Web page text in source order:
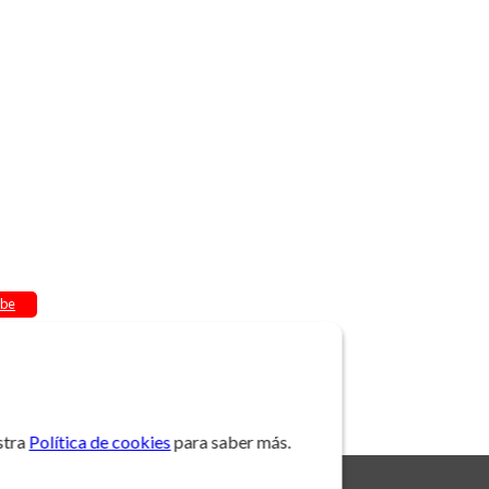
Política de cookiespara saber más.